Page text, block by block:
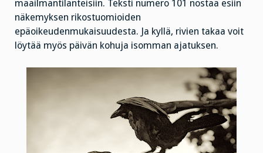
maailmantilanteisiin. Teksti numero 101 nostaa esiin
näkemyksen rikostuomioiden
epäoikeudenmukaisuudesta. Ja kyllä, rivien takaa voit
löytää myös päivän kohuja isomman ajatuksen.